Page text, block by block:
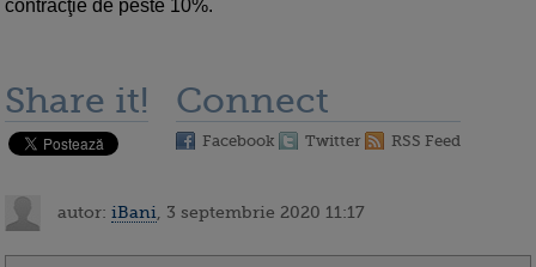
contracţie de peste 10%.
Share it! Connect
Facebook Twitter RSS Feed
autor: iBani , 3 septembrie 2020 11:17